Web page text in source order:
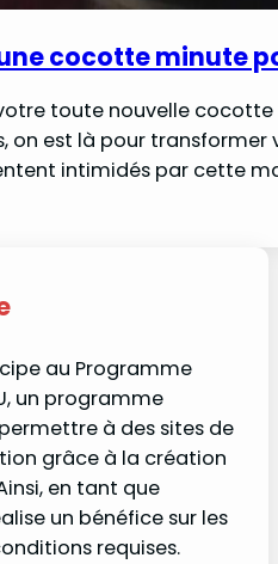
cocotte minute
toute nouvelle
on est là pour
intimidés par cette
au Programme
un programme
à des sites de
grâce à la création
en tant que
un bénéfice sur les
requises.